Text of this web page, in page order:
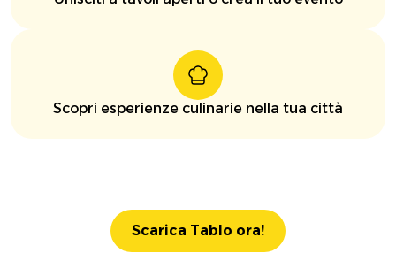
Scopri esperienze culinarie nella tua città
Scarica Tablo ora!